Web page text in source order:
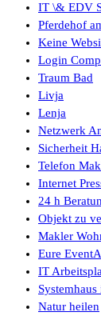
IT \& EDV
Pferdehof
Keine
Login
Traum Bad
Livja
Lenja
Netzwerk
Sicherheit
Telefon
Internet
24 h
Objekt zu
Makler
Eure
IT
Natur heilen